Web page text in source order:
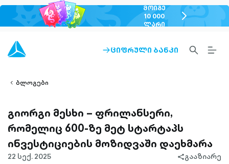
ᲛᲝᲘᲒᲔ
10 000
ᲚᲐᲠᲘ
chevron-
right-
ARROW-
ᲪᲘᲤᲠᲣᲚᲘ ᲑᲐᲜᲙᲘ
SEARCH-
OUTLINED
ბლოგები
გიორგი მესხი – ფრილანსერი,
რომელიც 600-ზე მეტ სტარტაპს
ინვესტიციების მოზიდვაში დაეხმარა
22 სექ. 2025
share-
გააზიარე